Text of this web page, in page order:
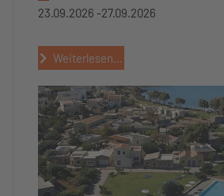
23.09.2026 -27.09.2026
Weiterlesen...